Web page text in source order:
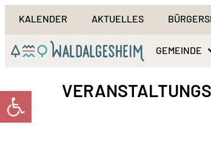
Werkzeugleiste öffnen
KALENDER AKTUELLES
GEMEINDE